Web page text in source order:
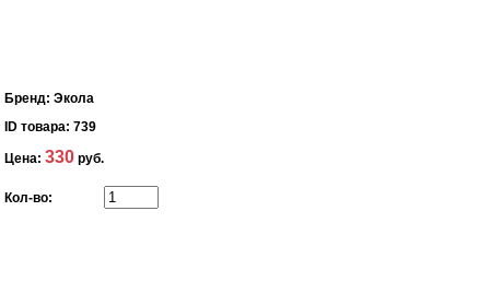
Бренд: Экола
ID товара: 739
Цена:330 руб.
Кол-во: